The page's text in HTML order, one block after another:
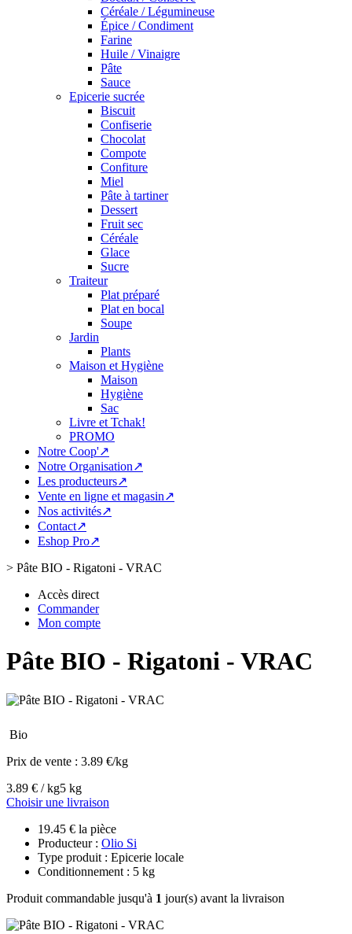
Céréale / Légumineuse
Épice / Condiment
Farine
Huile / Vinaigre
Pâte
Sauce
Epicerie sucrée
Biscuit
Confiserie
Chocolat
Compote
Confiture
Miel
Pâte à tartiner
Dessert
Fruit sec
Céréale
Glace
Sucre
Traiteur
Plat préparé
Plat en bocal
Soupe
Jardin
Plants
Maison et Hygiène
Maison
Hygiène
Sac
Livre et Tchak!
PROMO
Notre Coop'↗
Notre Organisation↗
Les producteurs↗
Vente en ligne et magasin↗
Nos activités↗
Contact↗
Eshop Pro↗
> Pâte BIO - Rigatoni - VRAC
Accès direct
Commander
Mon compte
Pâte BIO - Rigatoni - VRAC
Bio
Prix de vente : 3.89 €/kg
3.89 € / kg5 kg
Choisir une livraison
19.45 € la pièce
Producteur : Olio Si
Type produit : Epicerie locale
Conditionnement : 5 kg
Produit commandable jusqu'à 1 jour(s) avant la livraison